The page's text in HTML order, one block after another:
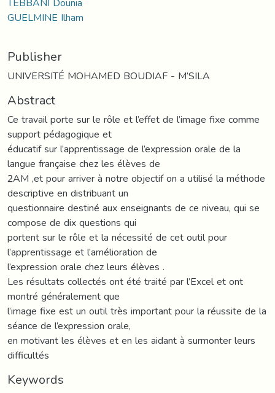
GUELMINE Ilham
Publisher
UNIVERSITÉ MOHAMED BOUDIAF - M’SILA
Abstract
Ce travail porte sur le rôle et l’effet de l’image fixe comme
support pédagogique et
éducatif sur l’apprentissage de l’expression orale de la
langue française chez les élèves de
2AM ,et pour arriver à notre objectif on a utilisé la méthode
descriptive en distribuant un
questionnaire destiné aux enseignants de ce niveau, qui se
compose de dix questions qui
portent sur le rôle et la nécessité de cet outil pour
l’apprentissage et l’amélioration de
l’expression orale chez leurs élèves .
Les résultats collectés ont été traité par l’Excel et ont
montré généralement que
l’image fixe est un outil très important pour la réussite de la
séance de l’expression orale,
en motivant les élèves et en les aidant à surmonter leurs
difficultés
Keywords